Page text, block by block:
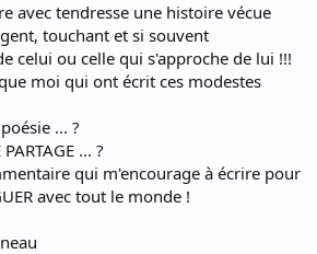
avec tendresse une histoire vécue
touchant et si souvent
celui ou celle qui s'approche de lui !!!
moi qui ont écrit ces modestes
... ?
... ?
qui m'encourage à écrire pour
avec tout le monde !